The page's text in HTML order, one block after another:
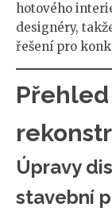
hotového
designéry,
řešení pro
Úpravy
stavební